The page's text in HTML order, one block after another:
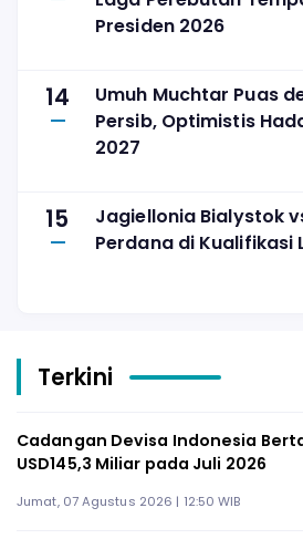
Presiden 2026
14
Umuh Muchtar Puas
Persib, Optimistis
2027
15
Jagiellonia Bialystok
Perdana di Kualifikasi
Terkini
Cadangan Devisa Indonesia
USD145,3 Miliar pada Juli 2026
Jumat, 07 Agustus 2026 | 12:50 WIB